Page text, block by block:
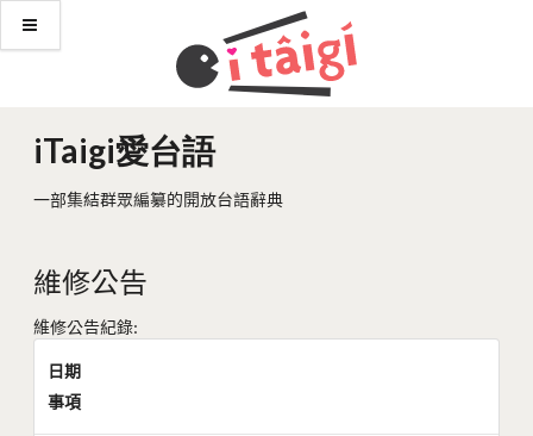
iTaigi愛台語
一部集結群眾編纂的開放台語辭典
維修公告
維修公告紀錄:
日期
事項